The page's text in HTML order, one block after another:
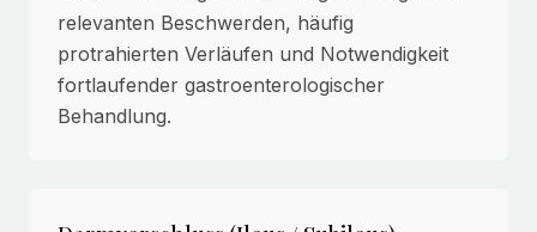
relevanten Beschwerden, häufig
protrahierten Verläufen und Notwendigkeit
fortlaufender gastroenterologischer
Behandlung.